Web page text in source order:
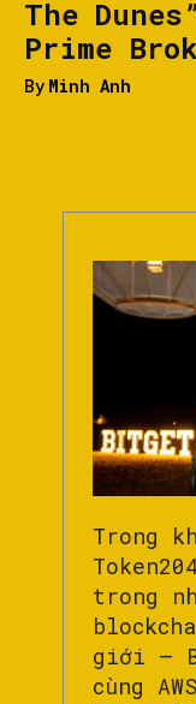
The
Prime
By Minh Anh
Trong
trong
giới –
cùng